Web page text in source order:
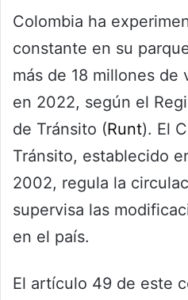
Colombia ha
constante en su
más de 18 millones de
en 2022, según el
de Tránsito (Runt). El
Tránsito, establecido
2002, regula la
supervisa las
en el país.
El artículo 49 de este